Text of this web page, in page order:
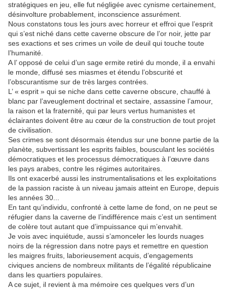
stratégiques en jeu, elle fut négligée avec cynisme certainement,
désinvolture probablement, inconscience assurément.
Nous constatons tous les jours avec horreur et effroi que l’esprit
qui s’est niché dans cette caverne obscure de l’or noir, jette par
ses exactions et ses crimes un voile de deuil qui touche toute
l’humanité.
A l’ opposé de celui d’un sage ermite retiré du monde, il a envahi
le monde, diffusé ses miasmes et étendu l’obscurité et
l’obscurantisme sur de très larges contrées.
L’ « esprit » qui se niche dans cette caverne obscure, chauffé à
blanc par l’aveuglement doctrinal et sectaire, assassine l’amour,
la raison et la fraternité, qui par leurs vertus humanistes et
éclairantes doivent être au cœur de la construction de tout projet
de civilisation.
Ses crimes se sont désormais étendus sur une bonne partie de la
planète, subvertissant les esprits faibles, bousculant les sociétés
démocratiques et les processus démocratiques à l’œuvre dans
les pays arabes, contre les régimes autoritaires.
Ils ont exacerbé aussi les instrumentalisations et les exploitations
de la passion raciste à un niveau jamais atteint en Europe, depuis
les années 30...
En tant qu’individu, confronté à cette lame de fond, on ne peut se
réfugier dans la caverne de l’indifférence mais c’est un sentiment
de colère tout autant que d’impuissance qui m’envahit.
Je vois avec inquiétude, aussi s’amonceler les lourds nuages
noirs de la régression dans notre pays et remettre en question
les maigres fruits, laborieusement acquis, d’engagements
civiques anciens de nombreux militants de l’égalité républicaine
dans les quartiers populaires.
A ce sujet, il revient à ma mémoire ces quelques vers d’un